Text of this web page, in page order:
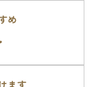
め
ます